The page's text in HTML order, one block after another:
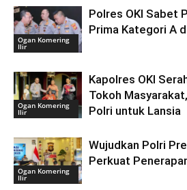
Ogan Komering
Ilir
Polres OKI Sabet
Prima Kategori A
Ogan Komering
Ilir
Kapolres OKI
Tokoh
Polri untuk Lansia
Ogan Komering
Ilir
Wujudkan Polri
Perkuat